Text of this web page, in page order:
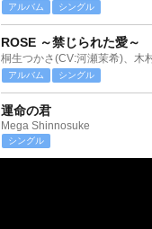
アルバム シングル
ROSE ～禁じられた愛～
桐生つかさ(CV:河瀬茉希)、木
アルバム シングル
運命の君
Mega Shinnosuke
シングル